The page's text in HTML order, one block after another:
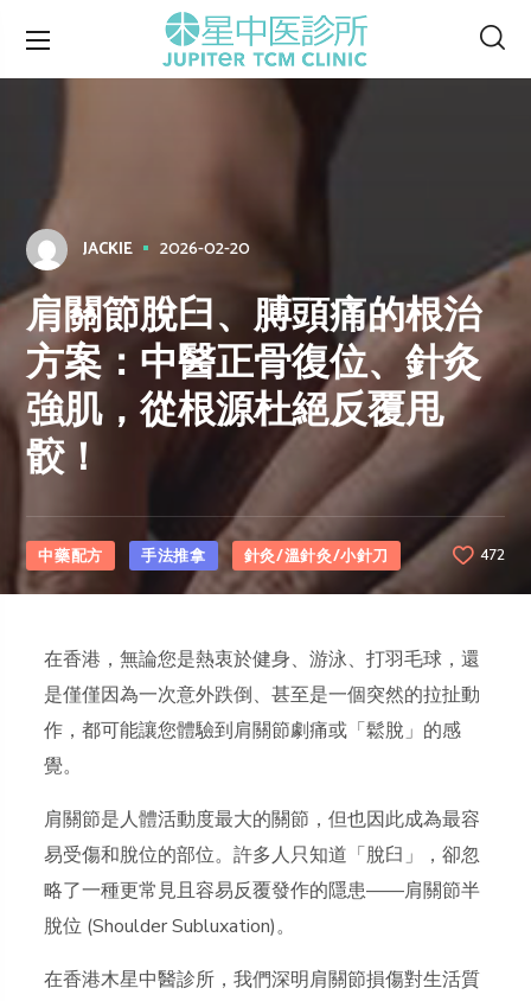
JACKIE 2026-02-20
肩關節脫臼、膊頭痛的根治
方案：中醫正骨復位、針灸
強肌，從根源杜絕反覆甩
骹！
中藥配方 手法推拿 針灸/溫針灸/小針刀 472
在香港，無論您是熱衷於健身、游泳、打羽毛球，還
是僅僅因為一次意外跌倒、甚至是一個突然的拉扯動
作，都可能讓您體驗到肩關節劇痛或「鬆脫」的感
覺。
肩關節是人體活動度最大的關節，但也因此成為最容
易受傷和脫位的部位。許多人只知道「脫臼」，卻忽
略了一種更常見且容易反覆發作的隱患——肩關節半
脫位 (Shoulder Subluxation)。
在香港木星中醫診所，我們深明肩關節損傷對生活質